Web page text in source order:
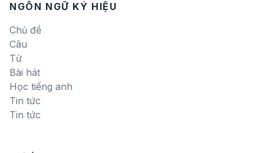
NGÔN NGỮ KÝ HIỆU
Chủ đề
Câu
Từ
Bài hát
Học tiếng anh
Tin tức
Tin tức